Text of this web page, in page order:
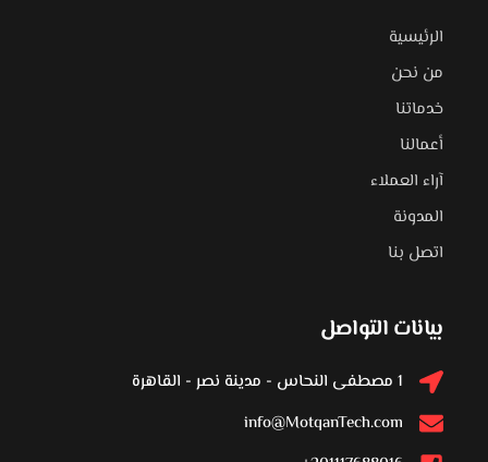
الرئيسية
من نحن
خدماتنا
أعمالنا
آراء العملاء
المدونة
اتصل بنا
بيانات التواصل
1 مصطفى النحاس - مدينة نصر - القاهرة
info@MotqanTech.com